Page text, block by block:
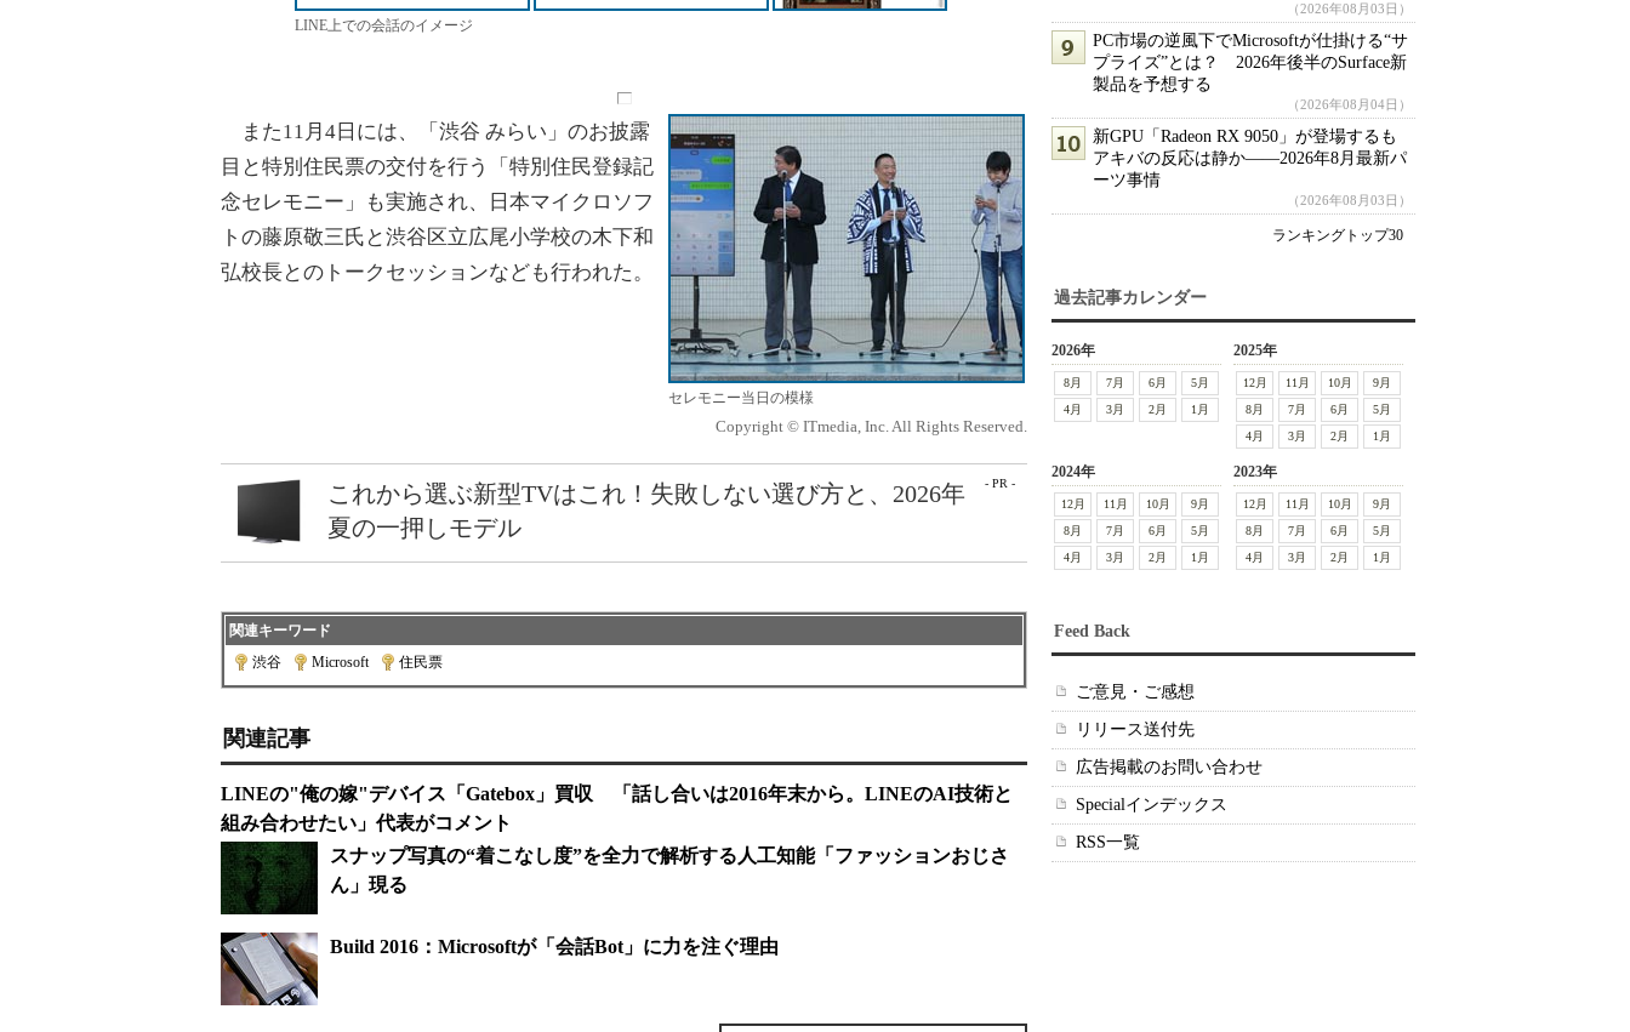
LINE上での会話のイメージ
セレモニー当日の模様
また11月4日には、「渋谷 みらい」のお披露
目と特別住民票の交付を行う「特別住民登録記
念セレモニー」も実施され、日本マイクロソフ
トの藤原敬三氏と渋谷区立広尾小学校の木下和
弘校長とのトークセッションなども行われた。
Copyright © ITmedia, Inc. All Rights Reserved.
- PR -
これから選ぶ新型TVはこれ！失敗しない選び方と、2026年
夏の一押しモデル
関連キーワード
渋谷
Microsoft| 住民票
関連記事
LINEの"俺の嫁"デバイス「Gatebox」買収 「話し合いは2016年末から。LINEのAI技術と
組み合わせたい」代表がコメント
スナップ写真の“着こなし度”を全力で解析する人工知能「ファッションおじさ
ん」現る
Build 2016：Microsoftが「会話Bot」に力を注ぐ理由
（2026年08月03日）
PC市場の逆風下でMicrosoftが仕掛ける“サ
プライズ”とは？ 2026年後半のSurface新
製品を予想する
（2026年08月04日）
新GPU「Radeon RX 9050」が登場するも
アキバの反応は静か――2026年8月最新パ
ーツ事情
（2026年08月03日）
ランキングトップ30
過去記事カレンダー
2026年
8月 7月 6月
5月
4月
3月 2月 1月
2025年
12月 11月 10月
9月
8月
7月 6月
5月
4月
3月 2月 1月
2024年
12月 11月 10月
9月
8月
7月 6月
5月
4月
3月 2月 1月
2023年
12月 11月 10月
9月
8月
7月 6月
5月
4月
3月 2月 1月
Feed Back
ご意見・ご感想
リリース送付先
広告掲載のお問い合わせ
Specialインデックス
RSS一覧